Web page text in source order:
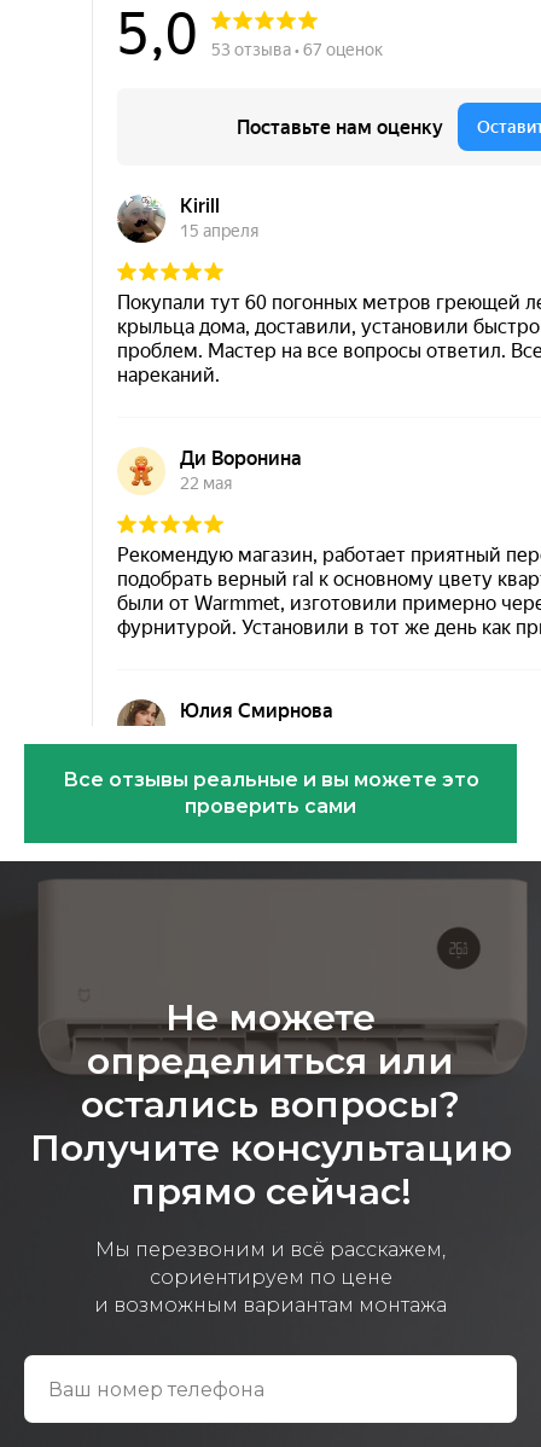
Эковарме на карте Санкт‑Петербурга —
Все отзывы реальные и вы можете это
проверить сами
Не можете
определиться или
остались вопросы?
Получите консультацию
прямо сейчас!
Мы перезвоним и всё расскажем,
сориентируем по цене
и возможным вариантам монтажа